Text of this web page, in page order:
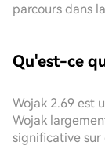
parcours dans
Qu'est-ce
Wojak 2.69 est
Wojak
significative